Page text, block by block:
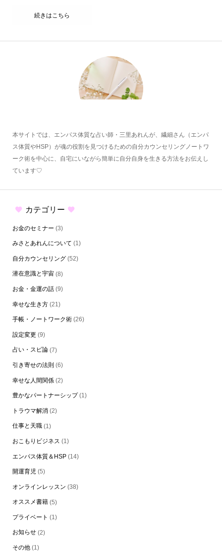
続きはこちら
本サイトでは、エンパス体質な占い師・三里あれんが、繊細さん（エンパ
ス体質やHSP）が魂の役割を見つけるための自分カウンセリングノートワ
ーク術を中心に、自宅にいながら簡単に自分自身を生きる方法をお伝えし
ています♡
カテゴリー
お金のセミナー (3)
みさとあれんについて (1)
自分カウンセリング(52)
潜在意識と宇宙(8)
お金・金運の話(9)
幸せな生き方(21)
手帳・ノートワーク術(26)
設定変更(9)
占い・スピ論(7)
引き寄せの法則 (6)
幸せな人間関係(2)
豊かなパートナーシップ(1)
トラウマ解消(2)
仕事と天職(1)
おこもりビジネス (1)
エンパス体質＆HSP(14)
開運育児(5)
オンラインレッスン (38)
オススメ書籍(5)
プライベート (1)
お知らせ(2)
その他(1)